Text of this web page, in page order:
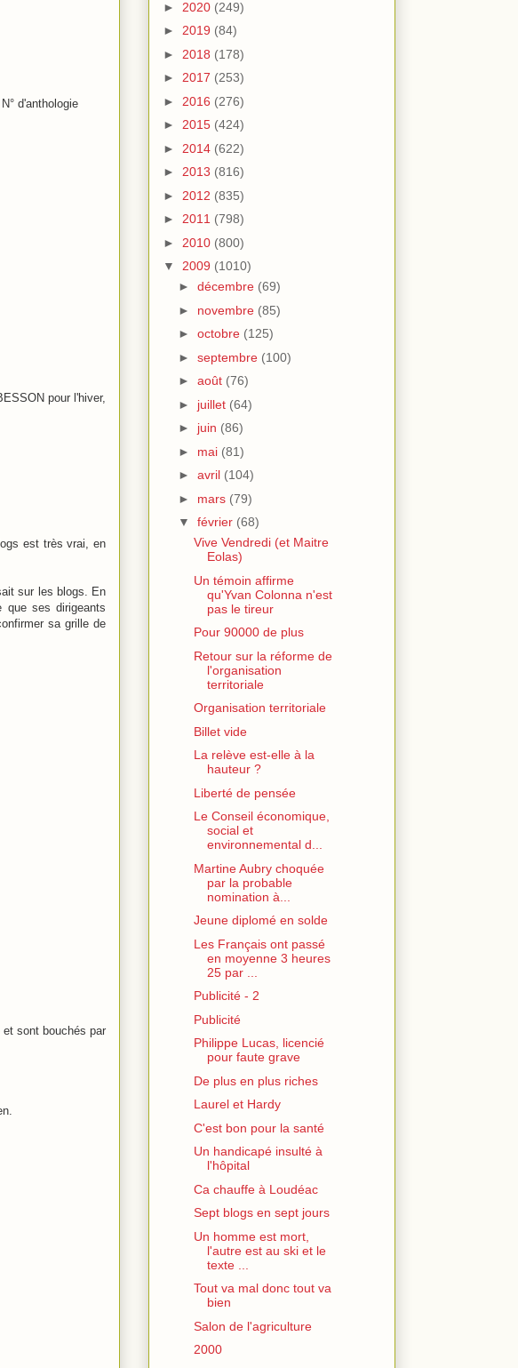
d'anthologie
pour l'hiver,
est très vrai, en
sur les blogs. En
que ses dirigeants
sa grille de
sont bouchés par
► 2020 (249)
► 2019 (84)
► 2018 (178)
► 2017 (253)
► 2016 (276)
► 2015 (424)
► 2014 (622)
► 2013 (816)
► 2012 (835)
► 2011 (798)
► 2010 (800)
▼ 2009 (1010)
► décembre (69)
► novembre (85)
► octobre (125)
► septembre (100)
► août (76)
► juillet (64)
► juin (86)
► mai (81)
► avril (104)
► mars (79)
▼ février (68)
Vive Vendredi (et Maitre
Eolas)
Un témoin affirme
qu'Yvan Colonna n'est
pas le tireur
Pour 90000 de plus
Retour sur la réforme de
l'organisation
territoriale
Organisation territoriale
Billet vide
La relève est-elle à la
hauteur ?
Liberté de pensée
Le Conseil économique,
social et
environnemental d...
Martine Aubry choquée
par la probable
nomination à...
Jeune diplomé en solde
Les Français ont passé
en moyenne 3 heures
25 par ...
Publicité - 2
Publicité
Philippe Lucas, licencié
pour faute grave
De plus en plus riches
Laurel et Hardy
C'est bon pour la santé
Un handicapé insulté à
l'hôpital
Ca chauffe à Loudéac
Sept blogs en sept jours
Un homme est mort,
l'autre est au ski et le
texte ...
Tout va mal donc tout va
bien
Salon de l'agriculture
2000